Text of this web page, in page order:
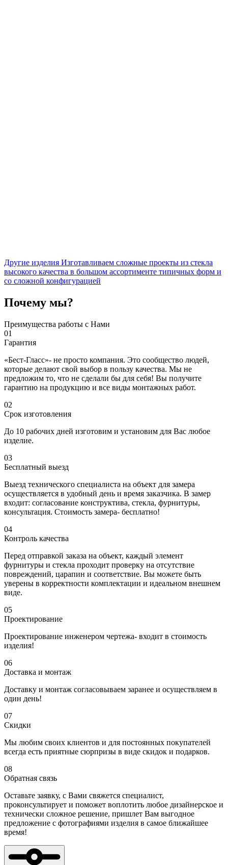
Другие изделия Изготавливаем сложные проекты из стекла
высокого качества в большом ассортименте типичных форм и
со сложной конфигурацией
Почему мы?
Преимущества работы с Нами
01
Гарантия
«Бест-Гласс»- не просто компания. Это сообщество людей,
которые делают свой выбор в пользу качества. Мы не
предложим то, что не сделали бы для себя! Вы получите
гарантию на продукцию и все виды монтажных работ.
02
Срок изготовления
До 10 рабочих дней изготовим и установим для Вас любое
изделие.
03
Бесплатный выезд
Выезд технического специалиста на объект для замера
осуществляется в удобный день и время заказчика. В замер
входит: согласование конструктива, стекла, фурнитуры,
консультация. Стоимость замера- бесплатно!
04
Контроль качества
Перед отправкой заказа на объект, каждый элемент
фурнитуры и стекла проходит проверку на отсутствие
повреждений, царапин и соответствие. Вы можете быть
уверены в корректности комплектации и идеальном внешнем
виде.
05
Проектирование
Проектирование инженером чертежа- входит в стоимость
изделия!
06
Доставка и монтаж
Доставку и монтаж согласовываем заранее и осуществляем в
один день!
07
Скидки
Мы любим своих клиентов и для постоянных покупателей
всегда есть приятные сюрпризы в виде скидок и подарков.
08
Обратная связь
Оставьте заявку, с Вами свяжется специалист,
проконсультирует и поможет воплотить любое дизайнерское и
технически сложное решение, пришлет Вам выгодное
предложение с фотографиями изделия в самое ближайшее
время!